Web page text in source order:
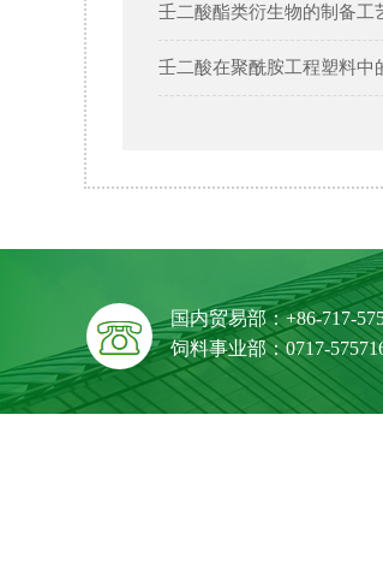
壬二酸酯类衍生物的制备工
壬二酸在聚酰胺工程塑料中
国内贸易部：+86-717-
饲料事业部：0717-